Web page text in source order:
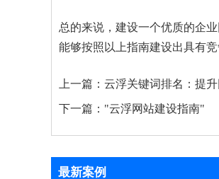
总的来说，建设一个优质的企
能够按照以上指南建设出具有
上一篇： 云浮关键词排名：提
下一篇： "云浮网站建设指南"
最新案例